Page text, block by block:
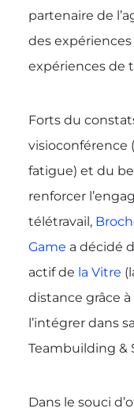
partenaire de
des
expériences de
Forts du
visioconférence
fatigue) et du
renforcer
télétravail,
Game a décidé
actif de la Vitre
distance grâce
l’intégrer dans
Teambuilding &
Dans le souci